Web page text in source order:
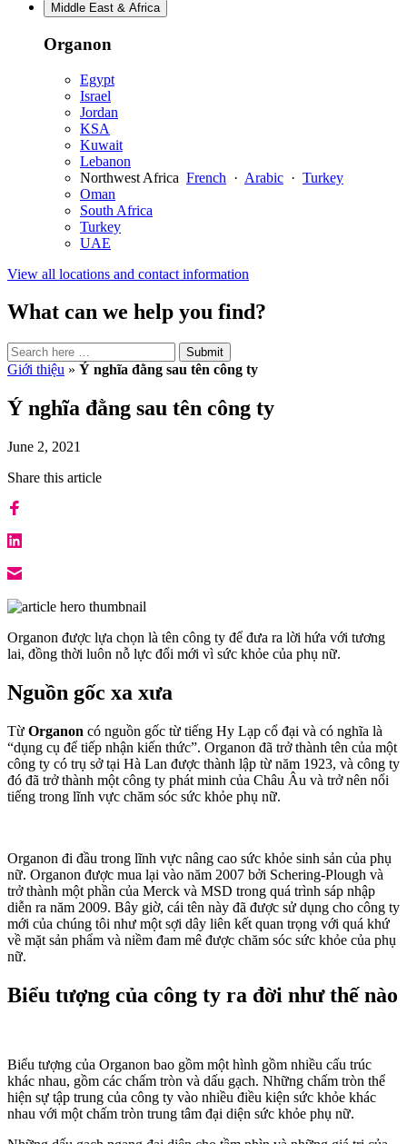
Middle East & Africa
Organon
Egypt
Israel
Jordan
KSA
Kuwait
Lebanon
Northwest Africa French · Arabic · Turkey
Oman
South Africa
Turkey
UAE
View all locations and contact information
What can we help you find?
Search
site
Search
for:
Submit
Giới thiệu » Ý nghĩa đằng sau tên công ty
Ý nghĩa đằng sau tên công ty
June 2, 2021
Share this article
Organon được lựa chọn là tên công ty để đưa ra lời hứa với tương
lai, đồng thời luôn nỗ lực đổi mới vì sức khỏe của phụ nữ.
Nguồn gốc xa xưa
Từ Organon có nguồn gốc từ tiếng Hy Lạp cổ đại và có nghĩa là
“dụng cụ để tiếp nhận kiến thức”. Organon đã trở thành tên của một
công ty có trụ sở tại Hà Lan được thành lập từ năm 1923, và công ty
đó đã trở thành một công ty phát minh của Châu Âu và trở nên nổi
tiếng trong lĩnh vực chăm sóc sức khỏe phụ nữ.
Organon đi đầu trong lĩnh vực nâng cao sức khỏe sinh sản của phụ
nữ. Organon được mua lại vào năm 2007 bởi Schering-Plough và
trở thành một phần của Merck và MSD trong quá trình sáp nhập
diễn ra năm 2009. Bây giờ, cái tên này đã được sử dụng cho công ty
mới của chúng tôi như một sợi dây liên kết quan trọng với quá khứ
về mặt sản phẩm và niềm đam mê được chăm sóc sức khỏe của phụ
nữ.
Biểu tượng của công ty ra đời như thế nào
Biểu tượng của Organon bao gồm một hình gồm nhiều cấu trúc
khác nhau, gồm các chấm tròn và dấu gạch. Những chấm tròn thể
hiện sự tập trung của công ty vào nhiều điều kiện sức khỏe khác
nhau với một chấm tròn trung tâm đại diện sức khỏe phụ nữ.